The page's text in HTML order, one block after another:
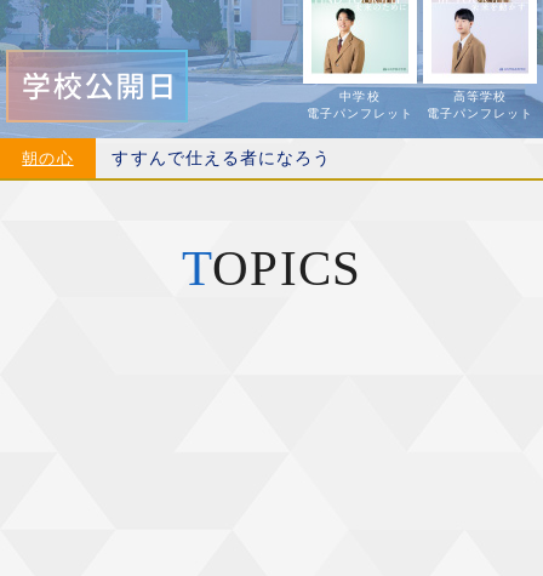
朝の心 すすんで仕える者になろう
中学校
電子パンフレット
高等学校
電子パンフレット
TOPICS